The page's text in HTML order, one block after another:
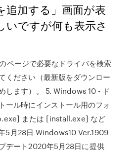
追加する」画面が表
いですが何も表示さ
ページで必要なドライバを検索
ください（最新版をダウンロー
します）。 5. Windows 10 - ド
ール時にインストール用のフォ
または [install.exe] など
5月28日 Windows10 Ver.1909
デート2020年5月28日に提供